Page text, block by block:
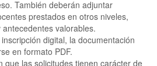
También deberán adjuntar
prestados en otros niveles,
valorables.
digital, la documentación
en formato PDF.
que las solicitudes tienen carácter de